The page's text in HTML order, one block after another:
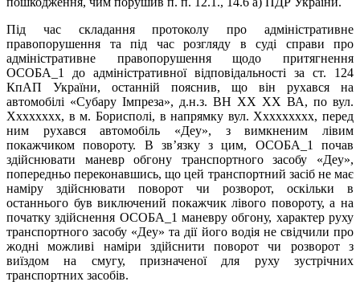
Під час складання протоколу про адміністративне
правопорушення та під час розгляду в суді справи про
адміністративне правопорушення щодо притягнення
ОСОБА_1 до адміністративної відповідальності за ст. 124
КпАП України, останній пояснив, що він рухався на
автомобілі «Субару Імпреза», д.н.з. ВН XX XX ВА, по вул.
Xxxxxxxx, в м. Борисполі, в напрямку вул. Xxxxxxxxx, перед
ним рухався автомобіль «Деу», з вимкненим лівим
покажчиком повороту. В зв’язку з цим, ОСОБА_1 почав
здійснювати маневр обгону транспортного засобу «Деу»,
попередньо переконавшись, що цей транспортний засіб не має
наміру здійснювати поворот чи розворот, оскільки в
останнього був виключений покажчик лівого повороту, а на
початку здійснення ОСОБА_1 маневру обгону, характер руху
транспортного засобу «Деу» та дії його водія не свідчили про
жодні можливі наміри здійснити поворот чи розворот з
виїздом на смугу, призначеної для руху зустрічних
транспортних засобів.